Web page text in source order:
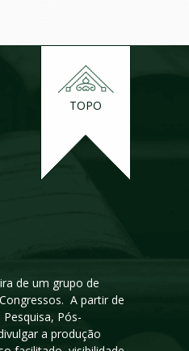
TOPO
de um grupo de
A partir de
Pós-
a produção